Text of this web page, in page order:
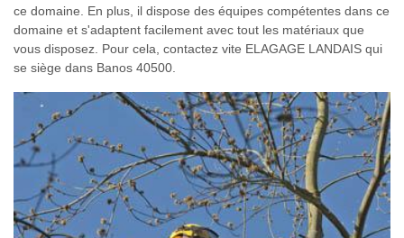
ce domaine. En plus, il dispose des équipes compétentes dans ce
domaine et s'adaptent facilement avec tout les matériaux que
vous disposez. Pour cela, contactez vite ELAGAGE LANDAIS qui
se siège dans Banos 40500.